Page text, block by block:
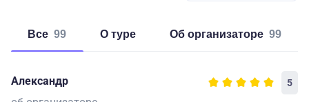
Все 99 о туре об организаторе 99
Александр 5